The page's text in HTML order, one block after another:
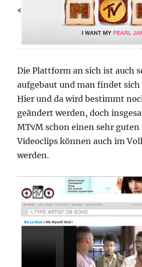
Die Plattform an sich ist auch
aufgebaut und man findet
Hier und da wird bestimmt
geändert werden, doch
MTvM schon einen sehr guten
Videoclips können auch im
werden.